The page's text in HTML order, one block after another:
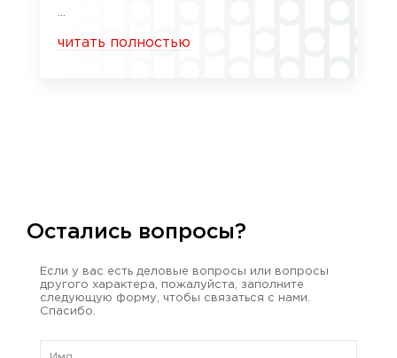
читать полностью
Остались вопросы?
Если у вас есть деловые вопросы или вопросы
другого характера, пожалуйста, заполните
следующую форму, чтобы связаться с нами.
Спасибо.